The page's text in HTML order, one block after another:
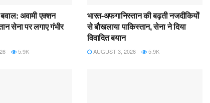
अवामी एक्शन
सेना पर लगाए गंभीर
5.9K
भारत-अफगानिस्तान की बढ़ती नजदीकियों
से बौखलाया पाकिस्तान, सेना ने दिया
विवादित बयान
AUGUST 3, 2026 5.9K